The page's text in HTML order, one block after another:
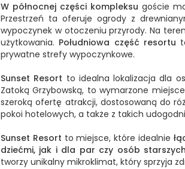
W północnej części kompleksu goście
Przestrzeń ta oferuje ogrody z
wypoczynek w otoczeniu przyrody. Na
użytkowania. Południowa część resortu
prywatne strefy wypoczynkowe.
Sunset Resort to idealna lokalizacja dla
Zatoką Grzybowską, to wymarzone
szeroką ofertę atrakcji, dostosowaną do
pokoi hotelowych, a także z takich
Sunset Resort to miejsce, które idealnie
dziećmi, jak i dla par czy osób
tworzy unikalny mikroklimat, który sprzyja